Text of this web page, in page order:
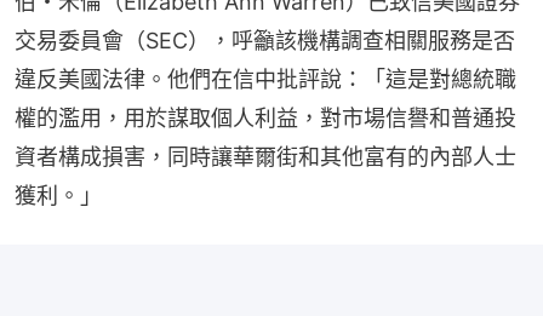
交易委員會（SEC），呼籲該機構調查相關服務是否
違反美國法律。他們在信中批評說：「這是對總統職
權的濫用，用於謀取個人利益，對市場信譽和普通投
資者構成損害，同時讓華爾街和其他富有的內部人士
獲利。」